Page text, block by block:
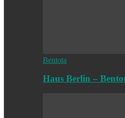
Bentota
Haus Berlin –